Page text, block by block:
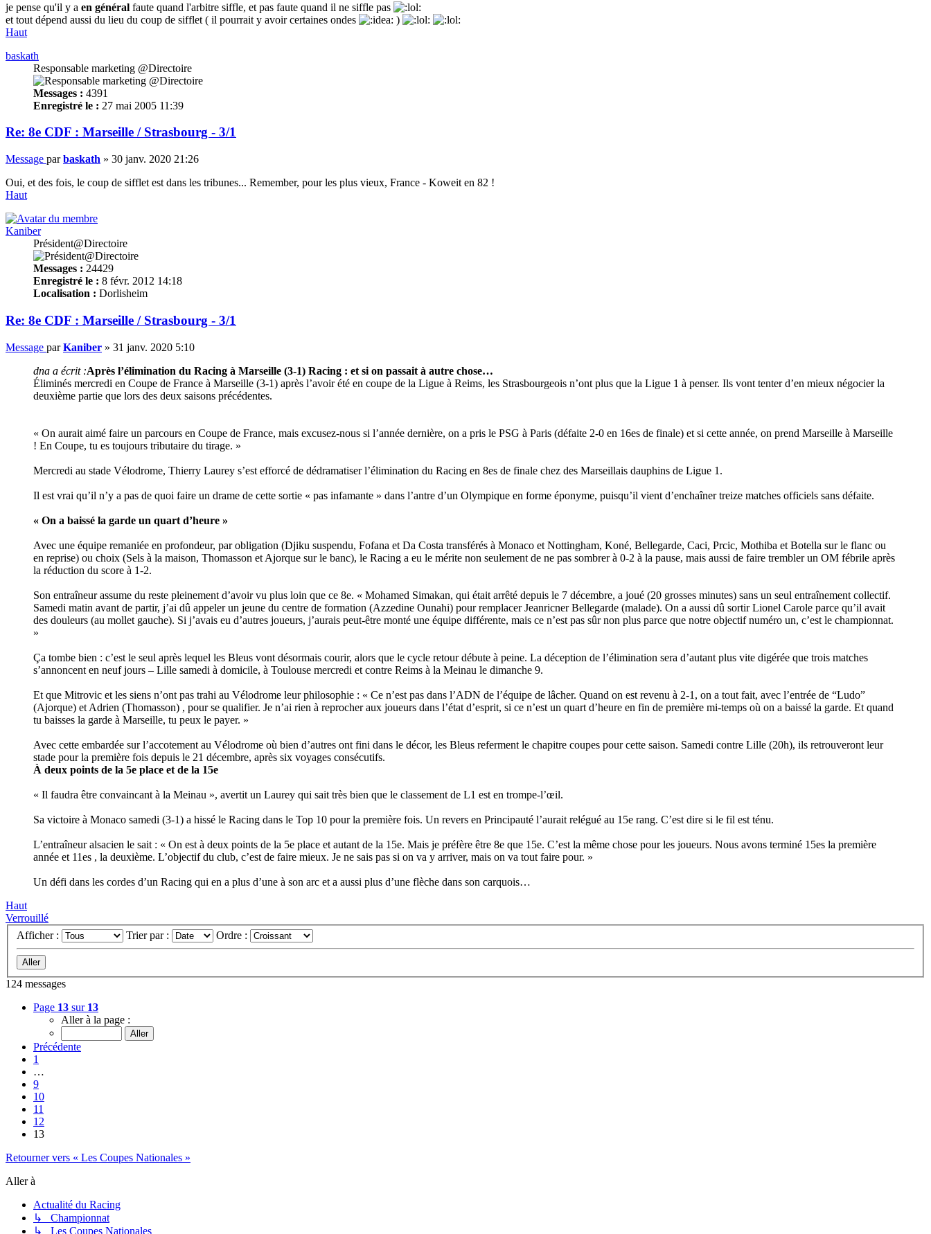
je pense qu'il y a en général faute quand l'arbitre siffle, et pas faute quand il ne siffle pas
et tout dépend aussi du lieu du coup de sifflet ( il pourrait y avoir certaines ondes
)
Haut
baskath
Responsable marketing @Directoire
Messages : 4391
Enregistré le : 27 mai 2005 11:39
Re: 8e CDF : Marseille / Strasbourg - 3/1
Message parbaskath » 30 janv. 2020 21:26
Oui, et des fois, le coup de sifflet est dans les tribunes... Remember, pour les plus vieux, France - Koweit en 82 !
Haut
Kaniber
Président@Directoire
Messages : 24429
Enregistré le : 8 févr. 2012 14:18
Localisation : Dorlisheim
Re: 8e CDF : Marseille / Strasbourg - 3/1
Message parKaniber » 31 janv. 2020 5:10
dna a écrit :Après l’élimination du Racing à Marseille (3-1) Racing : et si on passait à autre chose…
Éliminés mercredi en Coupe de France à Marseille (3-1) après l’avoir été en coupe de la Ligue à Reims, les Strasbourgeois n’ont plus que la Ligue 1 à penser. Ils vont tenter d’en mieux négocier la
deuxième partie que lors des deux saisons précédentes.
« On aurait aimé faire un parcours en Coupe de France, mais excusez-nous si l’année dernière, on a pris le PSG à Paris (défaite 2-0 en 16es de finale) et si cette année, on prend Marseille à Marseille
! En Coupe, tu es toujours tributaire du tirage. »
Mercredi au stade Vélodrome, Thierry Laurey s’est efforcé de dédramatiser l’élimination du Racing en 8es de finale chez des Marseillais dauphins de Ligue 1.
Il est vrai qu’il n’y a pas de quoi faire un drame de cette sortie « pas infamante » dans l’antre d’un Olympique en forme éponyme, puisqu’il vient d’enchaîner treize matches officiels sans défaite.
« On a baissé la garde un quart d’heure »
Avec une équipe remaniée en profondeur, par obligation (Djiku suspendu, Fofana et Da Costa transférés à Monaco et Nottingham, Koné, Bellegarde, Caci, Prcic, Mothiba et Botella sur le flanc ou
en reprise) ou choix (Sels à la maison, Thomasson et Ajorque sur le banc), le Racing a eu le mérite non seulement de ne pas sombrer à 0-2 à la pause, mais aussi de faire trembler un OM fébrile après
la réduction du score à 1-2.
Son entraîneur assume du reste pleinement d’avoir vu plus loin que ce 8e. « Mohamed Simakan, qui était arrêté depuis le 7 décembre, a joué (20 grosses minutes) sans un seul entraînement collectif.
Samedi matin avant de partir, j’ai dû appeler un jeune du centre de formation (Azzedine Ounahi) pour remplacer Jeanricner Bellegarde (malade). On a aussi dû sortir Lionel Carole parce qu’il avait
des douleurs (au mollet gauche). Si j’avais eu d’autres joueurs, j’aurais peut-être monté une équipe différente, mais ce n’est pas sûr non plus parce que notre objectif numéro un, c’est le championnat.
»
Ça tombe bien : c’est le seul après lequel les Bleus vont désormais courir, alors que le cycle retour débute à peine. La déception de l’élimination sera d’autant plus vite digérée que trois matches
s’annoncent en neuf jours – Lille samedi à domicile, à Toulouse mercredi et contre Reims à la Meinau le dimanche 9.
Et que Mitrovic et les siens n’ont pas trahi au Vélodrome leur philosophie : « Ce n’est pas dans l’ADN de l’équipe de lâcher. Quand on est revenu à 2-1, on a tout fait, avec l’entrée de “Ludo”
(Ajorque) et Adrien (Thomasson) , pour se qualifier. Je n’ai rien à reprocher aux joueurs dans l’état d’esprit, si ce n’est un quart d’heure en fin de première mi-temps où on a baissé la garde. Et quand
tu baisses la garde à Marseille, tu peux le payer. »
Avec cette embardée sur l’accotement au Vélodrome où bien d’autres ont fini dans le décor, les Bleus referment le chapitre coupes pour cette saison. Samedi contre Lille (20h), ils retrouveront leur
stade pour la première fois depuis le 21 décembre, après six voyages consécutifs.
À deux points de la 5e place et de la 15e
« Il faudra être convaincant à la Meinau », avertit un Laurey qui sait très bien que le classement de L1 est en trompe-l’œil.
Sa victoire à Monaco samedi (3-1) a hissé le Racing dans le Top 10 pour la première fois. Un revers en Principauté l’aurait relégué au 15e rang. C’est dire si le fil est ténu.
L’entraîneur alsacien le sait : « On est à deux points de la 5e place et autant de la 15e. Mais je préfère être 8e que 15e. C’est la même chose pour les joueurs. Nous avons terminé 15es la première
année et 11es , la deuxième. L’objectif du club, c’est de faire mieux. Je ne sais pas si on va y arriver, mais on va tout faire pour. »
Un défi dans les cordes d’un Racing qui en a plus d’une à son arc et a aussi plus d’une flèche dans son carquois…
Haut
Verrouillé
Afficher :
Trier par : Ordre :
124 messages
Page 13 sur 13
Aller à la page :
Précédente
1
…
9
10
11
12
13
Retourner vers « Les Coupes Nationales »
Aller à
Actualité du Racing
↳ Championnat
↳ Les Coupes Nationales